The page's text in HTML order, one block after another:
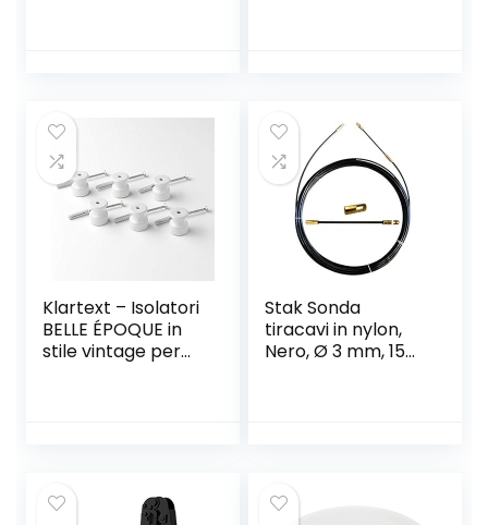
Pavimento – 20 x
10 mm – 1 m
Lunghezza –
Bianco
Klartext – Isolatori
BELLE ÉPOQUE in
stile vintage per
Ø20mm, 6 Pz.
Stak Sonda
tiracavi in nylon,
Nero, Ø 3 mm, 15